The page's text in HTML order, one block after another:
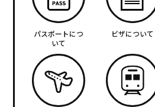
パスポートにつ
いて
ビザについて